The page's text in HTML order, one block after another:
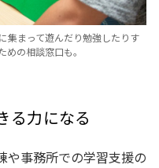
集まって遊んだり勉強したりす
の相談窓口も。
る力になる
や事務所での学習支援の